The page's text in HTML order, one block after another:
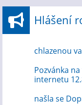
Hlášení
chlazenou
Pozvánka
internetu
našla se